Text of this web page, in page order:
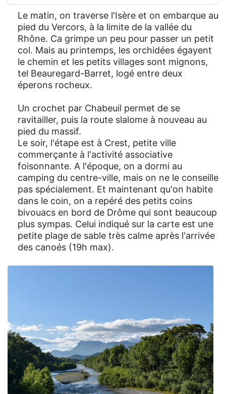
Le matin, on traverse l'Isère et on embarque au
pied du Vercors, à la limite de la vallée du
Rhône. Ca grimpe un peu pour passer un petit
col. Mais au printemps, les orchidées égayent
le chemin et les petits villages sont mignons,
tel Beauregard-Barret, logé entre deux
éperons rocheux.
Un crochet par Chabeuil permet de se
ravitailler, puis la route slalome à nouveau au
pied du massif.
Le soir, l'étape est à Crest, petite ville
commerçante à l'activité associative
foisonnante. A l'époque, on a dormi au
camping du centre-ville, mais on ne le conseille
pas spécialement. Et maintenant qu'on habite
dans le coin, on a repéré des petits coins
bivouacs en bord de Drôme qui sont beaucoup
plus sympas. Celui indiqué sur la carte est une
petite plage de sable très calme après l'arrivée
des canoés (19h max).